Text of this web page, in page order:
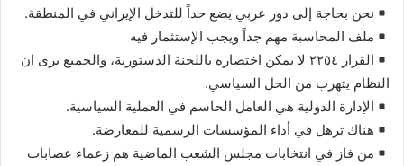
نحن بحاجة إلى دور عربي يضع حداً للتدخل الإيراني في المنطقة.
ملف المحاسبة مهم جداً ويجب الإستثمار فيه
القرار ٢٢٥٤ لا يمكن اختصاره باللجنة الدستورية، والجميع يرى ان
النظام يتهرب من الحل السياسي.
الإدارة الدولية هي العامل الحاسم في العملية السياسية.
هناك ترهل في أداء المؤسسات الرسمية للمعارضة.
من فاز في انتخابات مجلس الشعب الماضية هم زعماء عصابات